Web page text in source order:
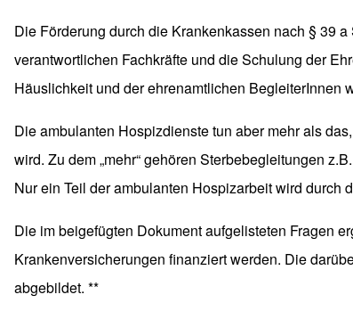
Die Förderung durch die Krankenkassen nach § 39
verantwortlichen Fachkräfte und die Schulung der
Häuslichkeit und der ehrenamtlichen BegleiterInnen
Die ambulanten Hospizdienste tun aber mehr als
wird. Zu dem „mehr“ gehören Sterbebegleitungen
Nur ein Teil der ambulanten Hospizarbeit wird durch
Die im beigefügten Dokument aufgelisteten Fragen
Krankenversicherungen finanziert werden. Die
abgebildet. **